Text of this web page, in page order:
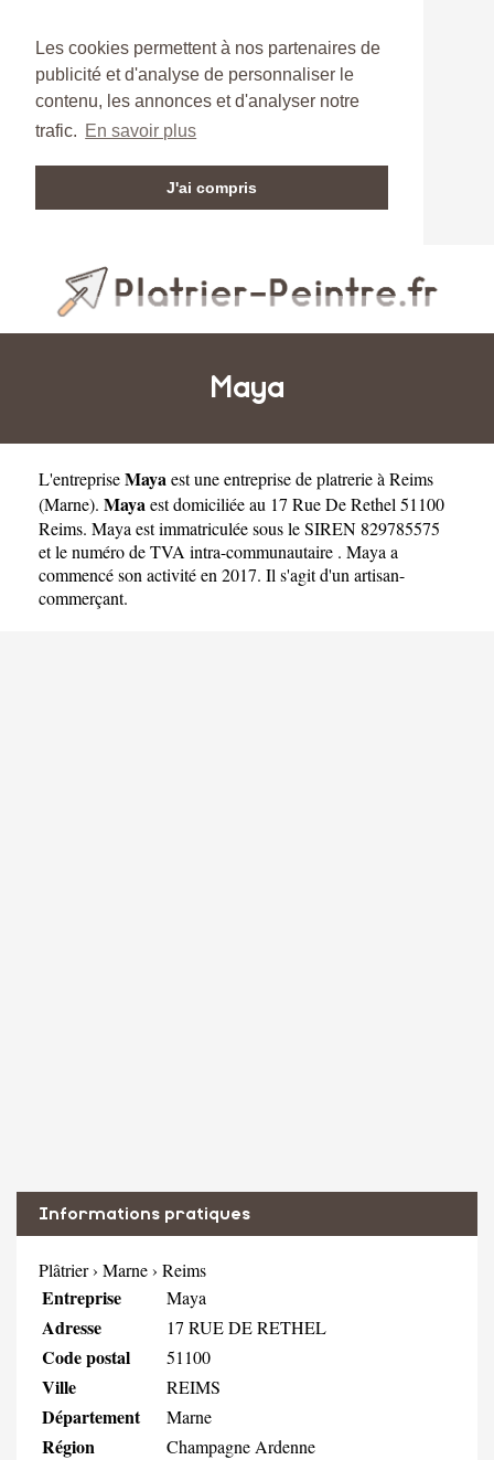
Les cookies permettent à nos partenaires de
publicité et d'analyse de personnaliser le
contenu, les annonces et d'analyser notre
trafic. En savoir plus
J'ai compris
Maya
L'entrepriseMayaest uneentreprise de platrerie à Reims
(Marne). Mayaest domiciliée au 17 Rue De Rethel 51100
Reims. Maya est immatriculée sous le SIREN 829785575
et le numéro de TVA intra-communautaire . Maya a
commencé son activité en 2017. Il s'agit d'un artisan-
commerçant.
Informations pratiques
Plâtrier› Marne› Reims
Entreprise Maya
Adresse 17 RUE DE RETHEL
Code postal 51100
Ville REIMS
Département Marne
Région Champagne Ardenne